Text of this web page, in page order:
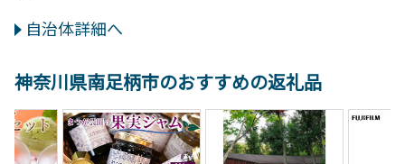
自治体詳細へ
神奈川県南足柄市のおすすめの返礼品